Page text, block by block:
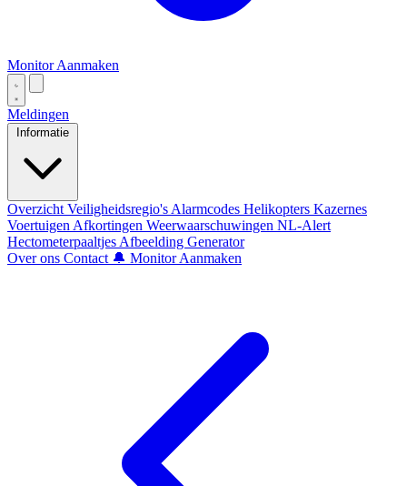
Monitor Aanmaken
Meldingen
Informatie
Overzicht Veiligheidsregio's Alarmcodes Helikopters Kazernes
Voertuigen Afkortingen Weerwaarschuwingen NL-Alert
Hectometerpaaltjes Afbeelding Generator
Over ons Contact 🔔 Monitor Aanmaken